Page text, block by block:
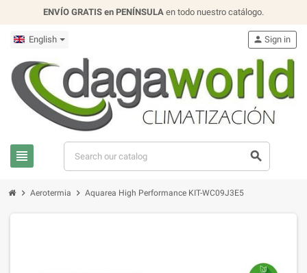
ENVÍO GRATIS en PENÍNSULA en todo nuestro catálogo.
English
view_headline search
person Sign in
chevron_right Aerotermia chevron_right Aquarea High Performance KIT-WC09J3E5